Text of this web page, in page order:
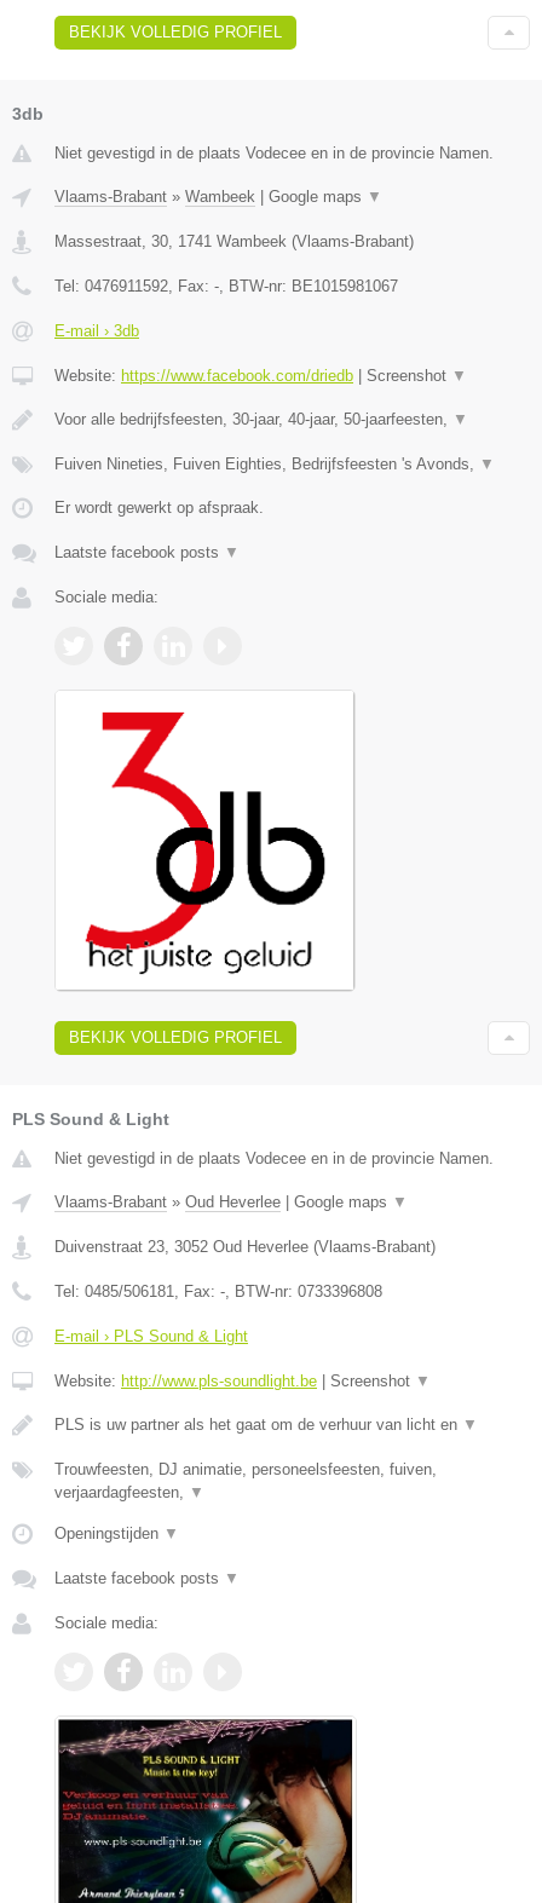
BEKIJK VOLLEDIG PROFIEL
3db
Niet gevestigd in de plaats Vodecee en in de provincie Namen.
Vlaams-Brabant » Wambeek Google maps ▼
Massestraat, 30 1741 Wambeek (Vlaams-Brabant)
Tel: 0476911592 , Fax: - , BTW-nr: BE1015981067
E-mail › 3db
Website: https://www.facebook.com/driedb Screenshot ▼
Voor alle bedrijfsfeesten, 30-jaar, 40-jaar, 50-jaarfeesten, ▼
Fuiven Nineties, Fuiven Eighties, Bedrijfsfeesten 's Avonds, ▼
Er wordt gewerkt op afspraak.
Laatste facebook posts ▼
Sociale media:
BEKIJK VOLLEDIG PROFIEL
PLS Sound & Light
Niet gevestigd in de plaats Vodecee en in de provincie Namen.
Vlaams-Brabant » Oud Heverlee Google maps ▼
Duivenstraat 23 3052 Oud Heverlee (Vlaams-Brabant)
Tel: 0485/506181 , Fax: - , BTW-nr: 0733396808
E-mail › PLS Sound & Light
Website: http://www.pls-soundlight.be Screenshot ▼
PLS is uw partner als het gaat om de verhuur van licht en ▼
Trouwfeesten, DJ animatie, personeelsfeesten, fuiven,
verjaardagfeesten,
▼
Openingstijden ▼
Laatste facebook posts ▼
Sociale media: